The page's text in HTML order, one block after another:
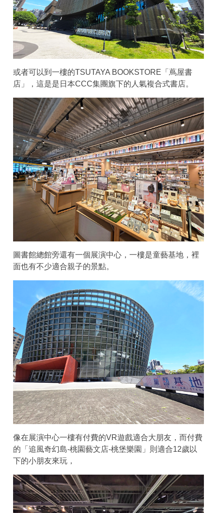
或者可以到一樓的TSUTAYA BOOKSTORE「蔦屋書
店」，這是是日本CCC集團旗下的人氣複合式書店。
圖書館總館旁還有一個展演中心，一樓是童藝基地，裡
面也有不少適合親子的景點。
像在展演中心一樓有付費的VR遊戲適合大朋友，而付費
的「追風奇幻島-桃園藝文店-桃堡樂園」則適合12歲以
下的小朋友來玩，